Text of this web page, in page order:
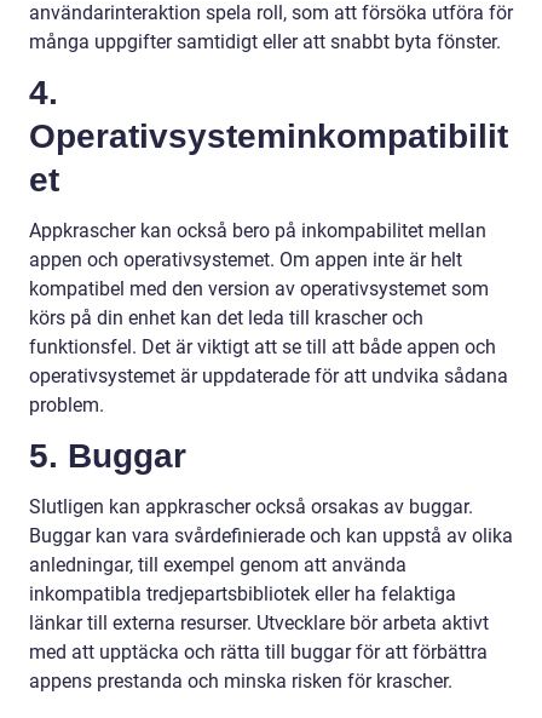
användarinteraktion spela roll, som att försöka utföra för
många uppgifter samtidigt eller att snabbt byta fönster.
4.
Operativsysteminkompatibilit
et
Appkrascher kan också bero på inkompabilitet mellan
appen och operativsystemet. Om appen inte är helt
kompatibel med den version av operativsystemet som
körs på din enhet kan det leda till krascher och
funktionsfel. Det är viktigt att se till att både appen och
operativsystemet är uppdaterade för att undvika sådana
problem.
5. Buggar
Slutligen kan appkrascher också orsakas av buggar.
Buggar kan vara svårdefinierade och kan uppstå av olika
anledningar, till exempel genom att använda
inkompatibla tredjepartsbibliotek eller ha felaktiga
länkar till externa resurser. Utvecklare bör arbeta aktivt
med att upptäcka och rätta till buggar för att förbättra
appens prestanda och minska risken för krascher.